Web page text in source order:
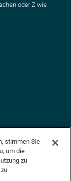
oder Z wie
stimmen Sie
um die
zu